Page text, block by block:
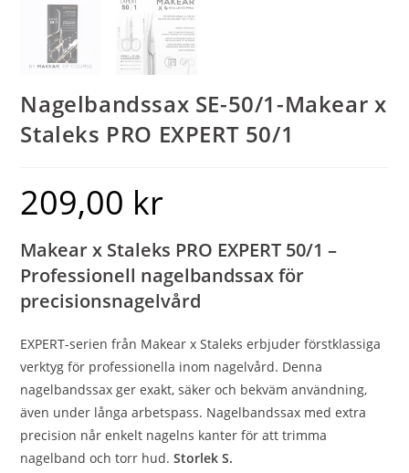
Nagelbandssax SE-50/1-Makear x
Staleks PRO EXPERT 50/1
209,00 kr
Makear x Staleks PRO EXPERT 50/1 –
Professionell nagelbandssax för
precisionsnagelvård
EXPERT-serien från Makear x Staleks erbjuder förstklassiga
verktyg för professionella inom nagelvård. Denna
nagelbandssax ger exakt, säker och bekväm användning,
även under långa arbetspass. Nagelbandssax med extra
precision når enkelt nagelns kanter för att trimma
nagelband och torr hud.Storlek S.